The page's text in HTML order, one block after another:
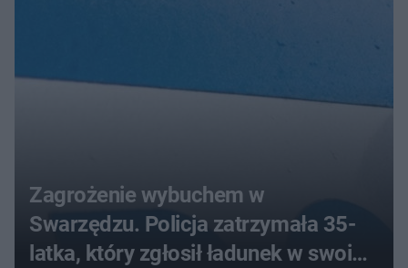
Zagrożenie wybuchem w
Swarzędzu. Policja zatrzymała 35-
latka, który zgłosił ładunek w swoim